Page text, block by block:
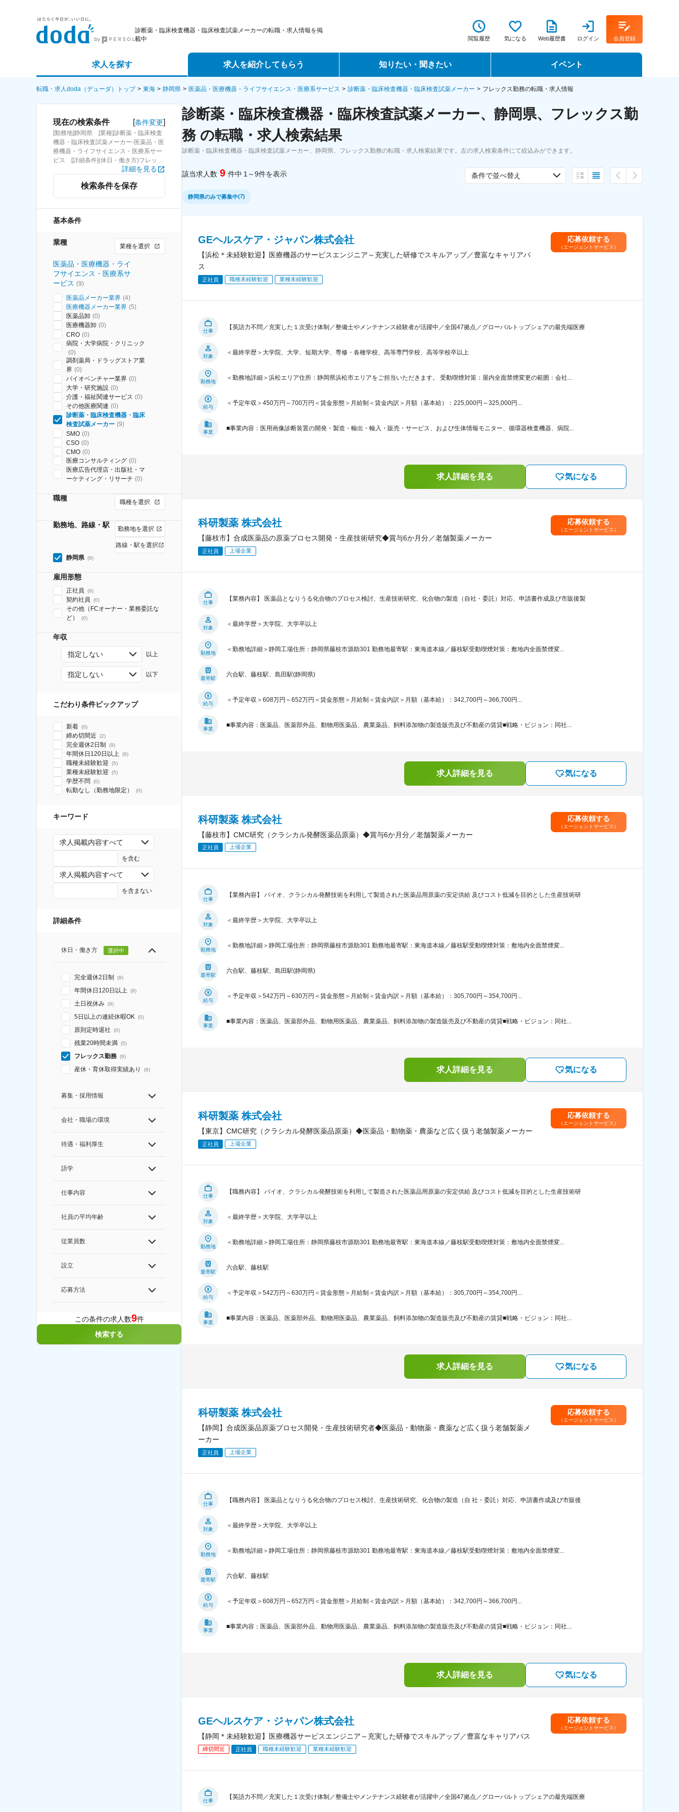
診断薬・臨床検査機器・臨床検査試薬メーカーの転職・求人情報を掲
載中
閲覧履歴 気になる Web履歴書 ログイン 会員登録
求人を探す
詳細条件から探す
求人特集から探す
求人を紹介してもらう
エージェントサービス
スカウトサービス
パートナーエージェントサービス
知りたい・聞きたい
転職ノウハウ
データで見る転職
イベント
転職イベント・転職セミナー
転職フェア
転職・求人doda（デューダ）トップ 東海 静岡県 医薬品・医療機器・ライフサイエンス・医療系サービス 診断薬・臨床検査機器・臨床検査試薬メーカー フレックス勤務の転職・求人情報
現在の検索条件 [条件変更]
[勤務地]静岡県 [業種]診断薬・臨床検査
機器・臨床検査試薬メーカー-医薬品・医
療機器・ライフサイエンス・医療系サー
ビス [詳細条件](休日・働き方)フレック
詳細を見る
検索条件を保存
基本条件
業種 業種を選択
医薬品・医療機器・ライ
フサイエンス・医療系サ
ービス (9)
医薬品メーカー業界 (4)
医療機器メーカー業界 (5)
医薬品卸 (0)
医療機器卸 (0)
CRO (0)
病院・大学病院・クリニック
(0)
調剤薬局・ドラッグストア業
界 (0)
バイオベンチャー業界 (0)
大学・研究施設 (0)
介護・福祉関連サービス (0)
その他医療関連 (0)
診断薬・臨床検査機器・臨床
検査試薬メーカー (9)
SMO (0)
CSO (0)
CMO (0)
医療コンサルティング (0)
医療広告代理店・出版社・マ
ーケティング・リサーチ (0)
職種 職種を選択
勤務地、路線・駅 勤務地を選択
路線・駅を選択
静岡県 (9)
雇用形態
正社員 (9)
契約社員 (0)
その他（FCオーナー・業務委託な
ど）
(0)
年収
指定しない 以上
指定しない 以下
こだわり条件ピックアップ
新着 (0)
締め切間近 (2)
完全週休2日制 (9)
年間休日120日以上 (9)
職種未経験歓迎 (5)
業種未経験歓迎 (5)
学歴不問 (0)
転勤なし（勤務地限定） (0)
キーワード
求人掲載内容すべて
を含む
求人掲載内容すべて
を含まない
詳細条件
休日・働き方 選択中
完全週休2日制 (9)
年間休日120日以上 (9)
土日祝休み (9)
5日以上の連続休暇OK (0)
原則定時退社 (0)
残業20時間未満 (5)
フレックス勤務 (9)
産休・育休取得実績あり (9)
募集・採用情報
会社・職場の環境
待遇・福利厚生
語学
仕事内容
社員の平均年齢
従業員数
設立
応募方法
この条件の求人数9件
検索する
診断薬・臨床検査機器・臨床検査試薬メーカー、静岡県、フレックス勤
務 の転職・求人検索結果
診断薬・臨床検査機器・臨床検査試薬メーカー、静岡県、フレックス勤務の転職・求人検索結果です。左の求人検索条件にて絞込みができます。
該当求人数 9 件中 1～9件を表示 条件で並べ替え
静岡県のみで募集中(7)
GEヘルスケア・ジャパン株式会社
【浜松＊未経験歓迎】医療機器のサービスエンジニア～充実した研修でスキルアップ／豊富なキャリアパ
ス
正社員 職種未経験歓迎 業種未経験歓迎
応募依頼する
（エージェントサービス）
仕事
【英語力不問／充実した１次受け体制／整備士やメンテナンス経験者が活躍中／全国47拠点／グローバルトップシェアの最先端医療
対象
＜最終学歴＞大学院、大学、短期大学、専修・各種学校、高等専門学校、高等学校卒以上
勤務地
＜勤務地詳細＞浜松エリア住所：静岡県浜松市エリアをご担当いただきます。 受動喫煙対策：屋内全面禁煙変更の範囲：会社...
給与
＜予定年収＞450万円～700万円＜賃金形態＞月給制＜賃金内訳＞月額（基本給）：225,000円～325,000円...
事業
■事業内容：医用画像診断装置の開発・製造・輸出・輸入・販売・サービス、および生体情報モニター、循環器検査機器、病院...
求人詳細を見る 気になる
科研製薬 株式会社
【藤枝市】合成医薬品の原薬プロセス開発・生産技術研究◆賞与6か月分／老舗製薬メーカー
正社員 上場企業
応募依頼する
（エージェントサービス）
仕事
【業務内容】 医薬品となりうる化合物のプロセス検討、生産技術研究、化合物の製造（自社・委託）対応、申請書作成及び市販後製
対象
＜最終学歴＞大学院、大学卒以上
勤務地
＜勤務地詳細＞静岡工場住所：静岡県藤枝市源助301 勤務地最寄駅：東海道本線／藤枝駅受動喫煙対策：敷地内全面禁煙変...
最寄駅
六合駅、藤枝駅、島田駅(静岡県)
給与
＜予定年収＞608万円～652万円＜賃金形態＞月給制＜賃金内訳＞月額（基本給）：342,700円～366,700円...
事業
■事業内容：医薬品、医薬部外品、動物用医薬品、農業薬品、飼料添加物の製造販売及び不動産の賃貸■戦略・ビジョン：同社...
求人詳細を見る 気になる
科研製薬 株式会社
【藤枝市】CMC研究（クラシカル発酵医薬品原薬）◆賞与6か月分／老舗製薬メーカー
正社員 上場企業
応募依頼する
（エージェントサービス）
仕事
【業務内容】 バイオ、クラシカル発酵技術を利用して製造された医薬品用原薬の安定供給 及びコスト低減を目的とした生産技術研
対象
＜最終学歴＞大学院、大学卒以上
勤務地
＜勤務地詳細＞静岡工場住所：静岡県藤枝市源助301 勤務地最寄駅：東海道本線／藤枝駅受動喫煙対策：敷地内全面禁煙変...
最寄駅
六合駅、藤枝駅、島田駅(静岡県)
給与
＜予定年収＞542万円～630万円＜賃金形態＞月給制＜賃金内訳＞月額（基本給）：305,700円～354,700円...
事業
■事業内容：医薬品、医薬部外品、動物用医薬品、農業薬品、飼料添加物の製造販売及び不動産の賃貸■戦略・ビジョン：同社...
求人詳細を見る 気になる
科研製薬 株式会社
【東京】CMC研究（クラシカル発酵医薬品原薬）◆医薬品・動物薬・農薬など広く扱う老舗製薬メーカー
正社員 上場企業
応募依頼する
（エージェントサービス）
仕事
【職務内容】 バイオ、クラシカル発酵技術を利用して製造された医薬品用原薬の安定供給 及びコスト低減を目的とした生産技術研
対象
＜最終学歴＞大学院、大学卒以上
勤務地
＜勤務地詳細＞静岡工場住所：静岡県藤枝市源助301 勤務地最寄駅：東海道本線／藤枝駅受動喫煙対策：敷地内全面禁煙変...
最寄駅
六合駅、藤枝駅
給与
＜予定年収＞542万円～630万円＜賃金形態＞月給制＜賃金内訳＞月額（基本給）：305,700円～354,700円...
事業
■事業内容：医薬品、医薬部外品、動物用医薬品、農業薬品、飼料添加物の製造販売及び不動産の賃貸■戦略・ビジョン：同社...
求人詳細を見る 気になる
科研製薬 株式会社
【静岡】合成医薬品原薬プロセス開発・生産技術研究者◆医薬品・動物薬・農薬など広く扱う老舗製薬メ
ーカー
正社員 上場企業
応募依頼する
（エージェントサービス）
仕事
【職務内容】 医薬品となりうる化合物のプロセス検討、生産技術研究、化合物の製造（自 社・委託）対応、申請書作成及び市販後
対象
＜最終学歴＞大学院、大学卒以上
勤務地
＜勤務地詳細＞静岡工場住所：静岡県藤枝市源助301 勤務地最寄駅：東海道本線／藤枝駅受動喫煙対策：敷地内全面禁煙変...
最寄駅
六合駅、藤枝駅
給与
＜予定年収＞608万円～652万円＜賃金形態＞月給制＜賃金内訳＞月額（基本給）：342,700円～366,700円...
事業
■事業内容：医薬品、医薬部外品、動物用医薬品、農業薬品、飼料添加物の製造販売及び不動産の賃貸■戦略・ビジョン：同社...
求人詳細を見る 気になる
GEヘルスケア・ジャパン株式会社
【静岡＊未経験歓迎】医療機器サービスエンジニア～充実した研修でスキルアップ／豊富なキャリアパス
締切間近 正社員 職種未経験歓迎 業種未経験歓迎
応募依頼する
（エージェントサービス）
仕事
【英語力不問／充実した１次受け体制／整備士やメンテナンス経験者が活躍中／全国47拠点／グローバルトップシェアの最先端医療